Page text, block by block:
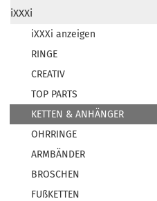
iXXXi
iXXXi anzeigen
RINGE
CREATIV
TOP PARTS
KETTEN & ANHÄNGER
OHRRINGE
ARMBÄNDER
BROSCHEN
FUßKETTEN